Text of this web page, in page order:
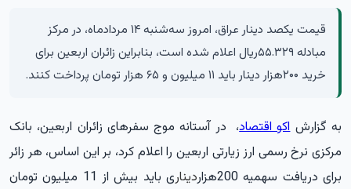
قیمت یکصد دینار عراق، امروز سه‌شنبه ۱۴ مردادماه، در مرکز
مبادله ۵۵.۳۲۹ریال اعلام شده است، بنابراین زائران اربعین برای
خرید ۲۰۰هزار دینار باید ۱۱ میلیون و ۶۵ هزار تومان پرداخت کنند.
به گزارشاکو اقتصاد، در آستانه موج سفرهای زائران اربعین، بانک
مرکزی نرخ رسمی ارز زیارتی اربعین را اعلام کرد، بر این اساس، هر زائر
برای دریافت سهمیه 200هزار
دینار
ی باید بیش از 11 میلیون تومان